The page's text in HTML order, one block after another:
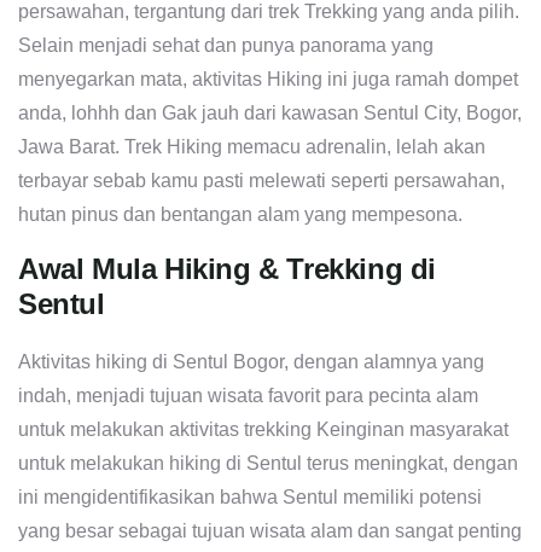
persawahan, tergantung dari trek Trekking yang anda pilih.
Selain menjadi sehat dan punya panorama yang
menyegarkan mata, aktivitas Hiking ini juga ramah dompet
anda, lohhh dan Gak jauh dari kawasan Sentul City, Bogor,
Jawa Barat. Trek Hiking memacu adrenalin, lelah akan
terbayar sebab kamu pasti melewati seperti persawahan,
hutan pinus dan bentangan alam yang mempesona.
Awal Mula Hiking & Trekking di
Sentul
Aktivitas hiking di Sentul Bogor, dengan alamnya yang
indah, menjadi tujuan wisata favorit para pecinta alam
untuk melakukan aktivitas trekking Keinginan masyarakat
untuk melakukan hiking di Sentul terus meningkat, dengan
ini mengidentifikasikan bahwa Sentul memiliki potensi
yang besar sebagai tujuan wisata alam dan sangat penting